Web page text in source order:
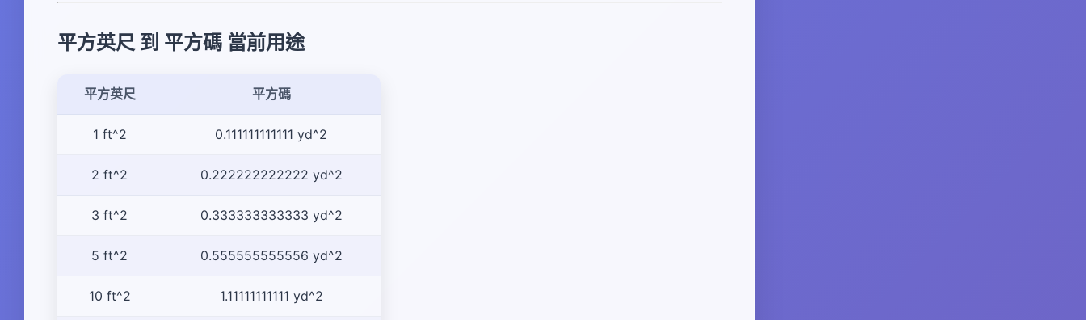
平方英尺 到 平方碼 當前用途
平方英尺 平方碼
1 ft^2 0.111111111111 yd^2
2 ft^2 0.222222222222 yd^2
3 ft^2 0.333333333333 yd^2
5 ft^2 0.555555555556 yd^2
10 ft^2 1.11111111111 yd^2